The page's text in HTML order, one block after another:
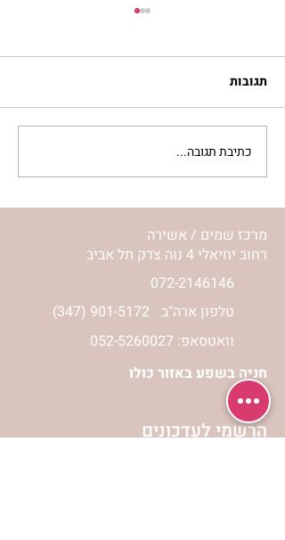
מתגעגעות לבית המפגש,
השיעור לתשעה באב | הר'
ימימה מזרחי
תגובות
כתיבת תגובה...
מרכז שמים / אשירה
רחוב יחיאלי 4 נוה צדק תל אביב
072-2146146
(347) 901-5172 טלפון ארה"ב
וואטסאפ: 052-5260027
חניה בשפע באזור כולו
הרשמי לעדכונים